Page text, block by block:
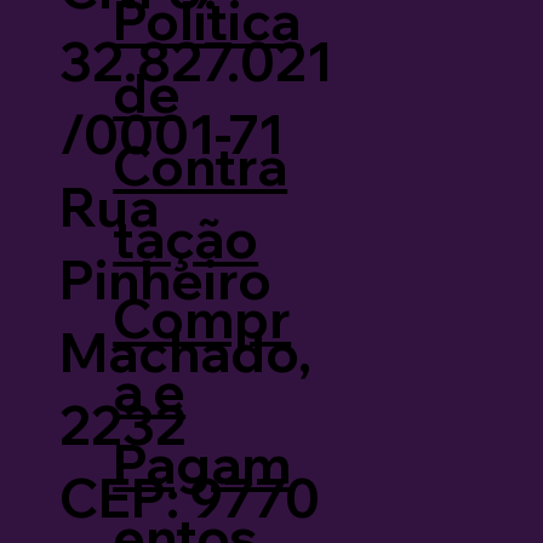
32.827.021
/0001-71
Rua
Pinheiro
Machado,
2232
CEP: 9770
Política
de
Contra
tação
Compr
a e
Pagam